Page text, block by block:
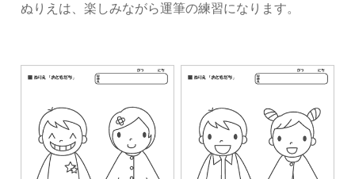
ぬりえは、楽しみながら運筆の練習になります。